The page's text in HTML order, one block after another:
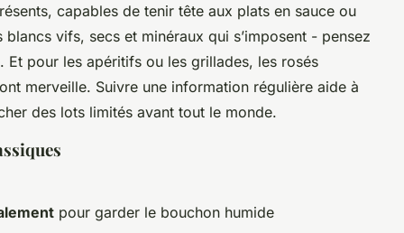
capables de tenir tête aux plats en sauce ou
blancs vifs, secs et minéraux qui s’imposent - pensez
Et pour les apéritifs ou les grillades, les rosés
merveille. Suivre une information régulière aide à
des lots limités avant tout le monde.
pour garder le bouchon humide